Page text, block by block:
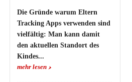
Die Gründe warum Eltern
Tracking Apps verwenden sind
vielfältig: Man kann damit
den aktuellen Standort des
Kindes...
mehr lesen